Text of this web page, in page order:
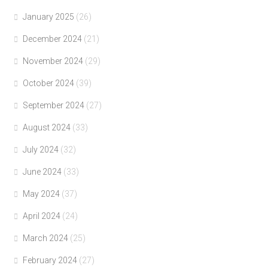
January 2025 (26)
December 2024 (21)
November 2024 (29)
October 2024 (39)
September 2024 (27)
August 2024 (33)
July 2024 (32)
June 2024 (33)
May 2024 (37)
April 2024 (24)
March 2024 (25)
February 2024 (27)